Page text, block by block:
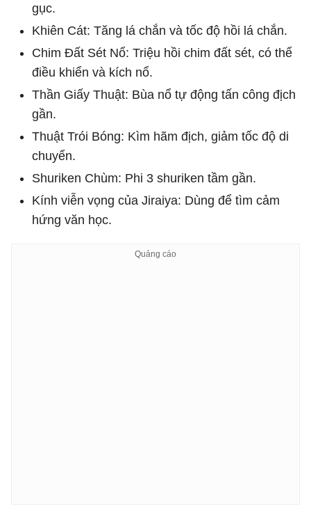
gục.
Khiên Cát: Tăng lá chắn và tốc độ hồi lá chắn.
Chim Đất Sét Nổ: Triệu hồi chim đất sét, có thể
điều khiển và kích nổ.
Thần Giấy Thuật: Bùa nổ tự động tấn công địch
gần.
Thuật Trói Bóng: Kìm hãm địch, giảm tốc độ di
chuyển.
Shuriken Chùm: Phi 3 shuriken tầm gần.
Kính viễn vọng của Jiraiya: Dùng để tìm cảm
hứng văn học.